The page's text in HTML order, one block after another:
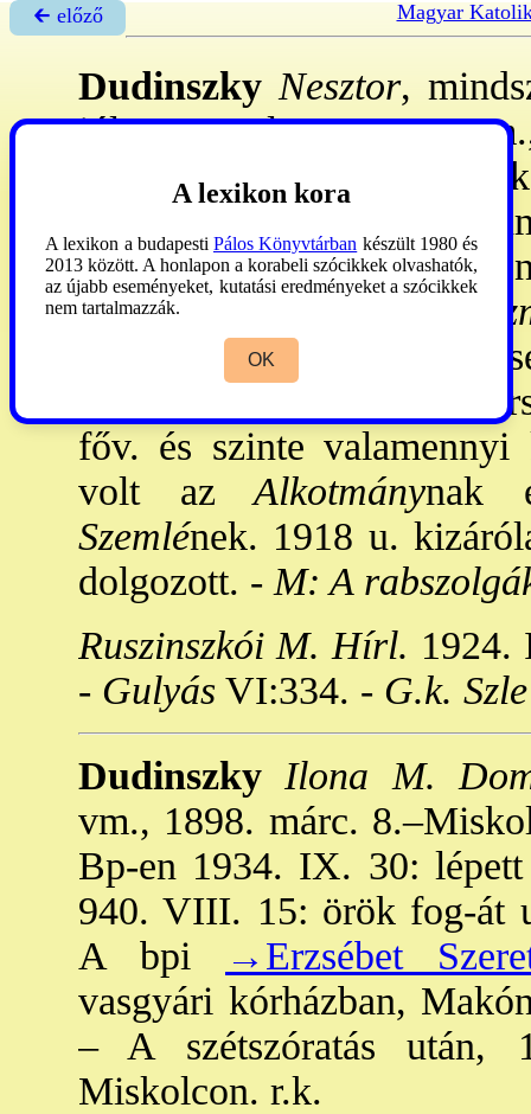
🡰 előző Magyar
Dudinszky Nesztor,
júl. 20.-Szolyva, Bereg
gimn-ot Ungvárt és
1916: a munkácsi
Darnán, végül
elismeréseképpen a
választotta. Vasúti
elb-eket, tudósításokat,
főv. és szinte
volt az Alkotmánynak
Szemlének. 1918 u.
dolgozott. - M: A
Ruszinszkói M. Hírl. 1924.
- Gulyás VI:334. - G.k. Szle
Dudinszky Ilona M.
vm., 1898. márc.
Bp-en 1934. IX. 30:
940. VIII. 15: örök fog-át
A bpi
→Erzsébet
vasgyári kórházban,
– A szétszóratás után,
Miskolcon. r.k.
A lexikon kora
A lexikon a budapesti Pálos Könyvtárban készült 1980 és
2013 között. A honlapon a korabeli szócikkek olvashatók,
az újabb eseményeket, kutatási eredményeket a szócikkek
nem tartalmazzák.
OK